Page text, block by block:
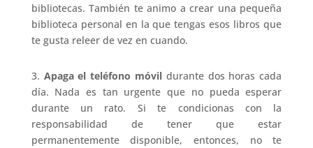
bibliotecas. También te animo a crear una pequeña
biblioteca personal en la que tengas esos libros que
te gusta releer de vez en cuando.
3. Apaga el teléfono móvil durante dos horas cada
día. Nada es tan urgente que no pueda esperar
durante un rato. Si te condicionas con la
responsabilidad de tener que estar
permanentemente disponible, entonces, no te